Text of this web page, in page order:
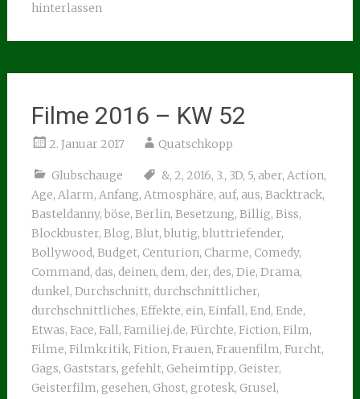
hinterlassen
Filme 2016 – KW 52
2. Januar 2017 Quatschkopp
Glubschauge &, 2, 2016, 3., 3D, 5, aber, Action,
Age, Alarm, Anfang, Atmosphäre, auf, aus, Backtrack,
Basteldanny, böse, Berlin, Besetzung, Billig, Biss,
Blockbuster, Blog, Blut, blutig, bluttriefender,
Bollywood, Budget, Centurion, Charme, Comedy,
Command, das, deinen, dem, der, des, Die, Drama,
dunkel, Durchschnitt, durchschnittlicher,
durchschnittliches, Effekte, ein, Einfall, End, Ende,
Etwas, Face, Fall, Familiej.de, Fürchte, Fiction, Film,
Filme, Filmkritik, Fition, Frauen, Frauenfilm, Furcht,
Gags, Gaststars, gefehlt, Geheimtipp, Geister,
Geisterfilm, gesehen, Ghost, grotesk, Grusel,